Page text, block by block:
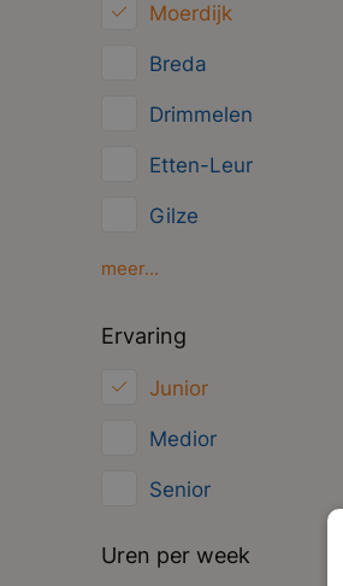
Moerdijk
Breda
Drimmelen
Etten-Leur
Gilze
Oosterhout
meer...
Ervaring
Junior
Medior
Senior
Uren per week